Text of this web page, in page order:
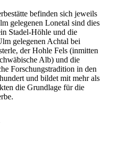
befinden sich jeweils
gelegenen Lonetal sind dies
Stadel-Höhle und die
gelegenen Achtal bei
der Hohle Fels (inmitten
Alb) und die
Forschungstradition in den
und bildet mit mehr als
die Grundlage für die